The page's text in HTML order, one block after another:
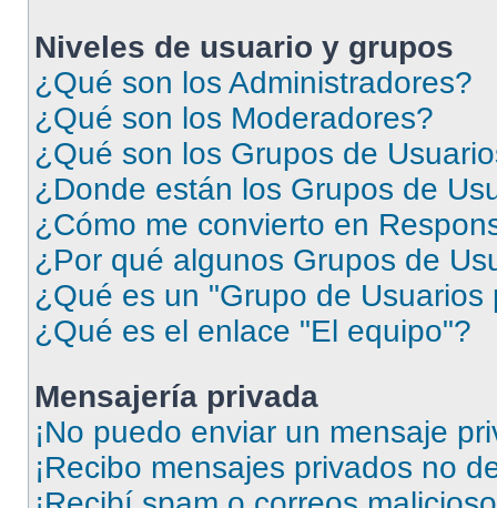
Niveles de usuario y grupos
¿Qué son los Administradores?
¿Qué son los Moderadores?
¿Qué son los Grupos de
¿Donde están los Grupos de
¿Cómo me convierto en
¿Por qué algunos Grupos de
¿Qué es un "Grupo de Usuarios
¿Qué es el enlace "El equipo"?
Mensajería privada
¡No puedo enviar un mensaje
¡Recibo mensajes privados no